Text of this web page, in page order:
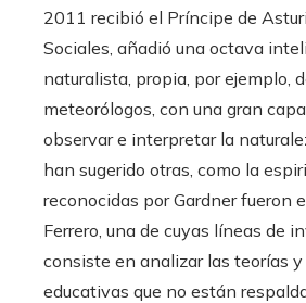
2011 recibió el Príncipe de
Sociales, añadió una octava
naturalista, propia, por ejemplo,
meteorólogos, con una gran
observar e interpretar la
han sugerido otras, como la
reconocidas por Gardner fueron
Ferrero, una de cuyas líneas de
consiste en analizar las teorías
educativas que no están